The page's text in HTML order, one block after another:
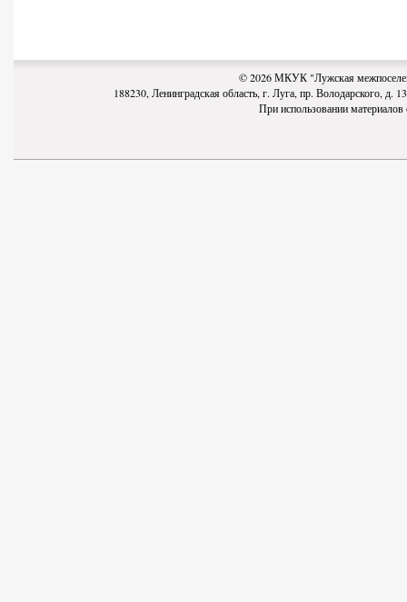
© 2026 МКУК "Лужская
188230, Ленинградская область, г. Луга, пр. Володарского,
При использовании материалов